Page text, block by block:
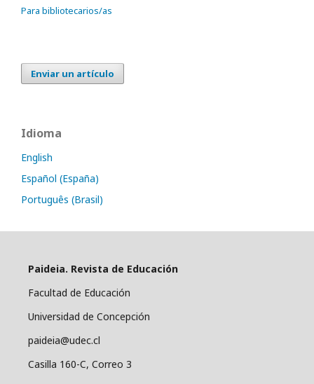
Para bibliotecarios/as
Enviar un artículo
Idioma
English
Español (España)
Português (Brasil)
Paideia. Revista de Educación
Facultad de Educación
Universidad de Concepción
paideia@udec.cl
Casilla 160-C, Correo 3